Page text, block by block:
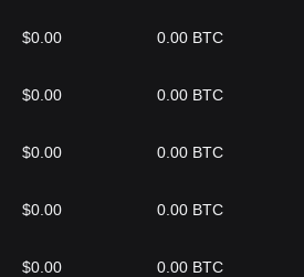
$0.00 0.00 BTC
$0.00 0.00 BTC
$0.00 0.00 BTC
$0.00 0.00 BTC
$0.00 0.00 BTC